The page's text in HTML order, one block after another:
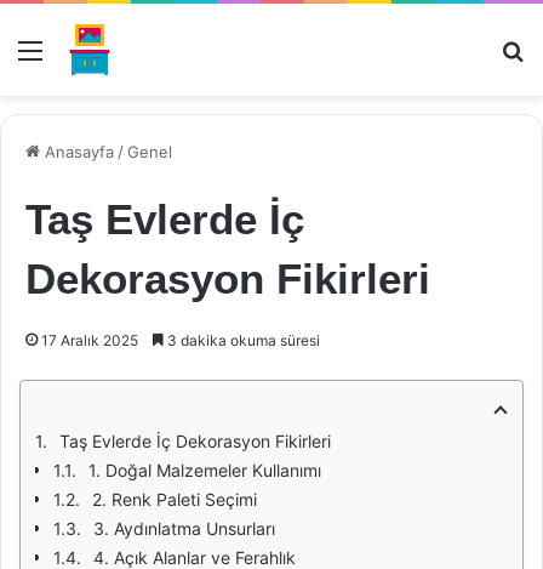
Menü
Anasayfa /Genel
Taş Evlerde İç
Dekorasyon Fikirleri
17 Aralık 2025 3 dakika okuma süresi
Taş Evlerde İç Dekorasyon Fikirleri
1. Doğal Malzemeler Kullanımı
2. Renk Paleti Seçimi
3. Aydınlatma Unsurları
4. Açık Alanlar ve Ferahlık